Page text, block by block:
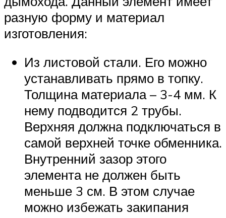
разную форму и материал
изготовления:
Из листовой стали. Его можно
устанавливать прямо в топку.
Толщина материала – 3-4 мм. К
нему подводится 2 трубы.
Верхняя должна подключаться в
самой верхней точке обменника.
Внутренний зазор этого
элемента не должен быть
меньше 3 см. В этом случае
можно избежать закипания